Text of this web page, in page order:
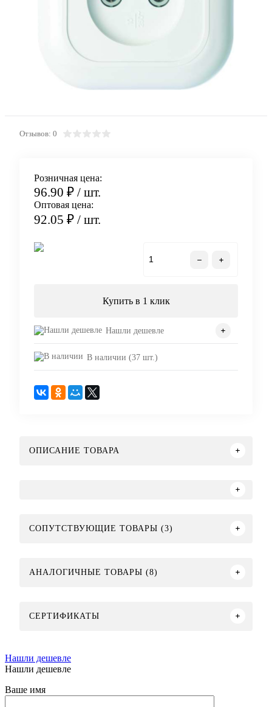
Отзывов: 0
Розничная цена:
96.90 ₽ / шт.
Оптовая цена:
92.05 ₽ / шт.
Купить в 1 клик
Нашли дешевле
В наличии (37 шт.)
ОПИСАНИЕ ТОВАРА
СОПУТСТВУЮЩИЕ ТОВАРЫ (3)
АНАЛОГИЧНЫЕ ТОВАРЫ (8)
СЕРТИФИКАТЫ
Нашли дешевле
Нашли дешевле
Ваше имя